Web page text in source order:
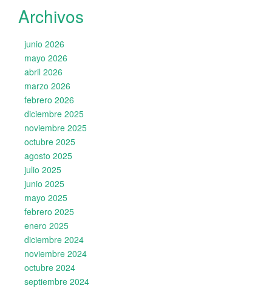
Archivos
junio 2026
mayo 2026
abril 2026
marzo 2026
febrero 2026
diciembre 2025
noviembre 2025
octubre 2025
agosto 2025
julio 2025
junio 2025
mayo 2025
febrero 2025
enero 2025
diciembre 2024
noviembre 2024
octubre 2024
septiembre 2024